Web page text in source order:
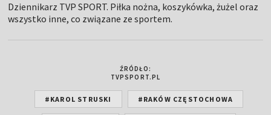
Dziennikarz TVP SPORT. Piłka nożna, koszykówka, żużel oraz
wszystko inne, co związane ze sportem.
ŹRÓDŁO:
TVPSPORT.PL
#KAROL STRUSKI #RAKÓW CZĘSTOCHOWA